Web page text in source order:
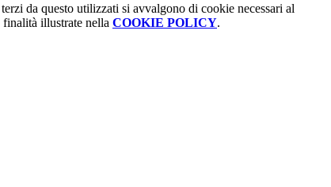
da questo utilizzati si avvalgono di cookie necessari al
illustrate nella COOKIE POLICY.